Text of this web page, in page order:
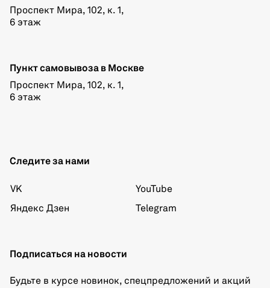
Проспект Мира, 102, к. 1,
6 этаж
Пункт самовывоза в Москве
Проспект Мира, 102, к. 1,
6 этаж
Следите за нами
VK
Яндекс Дзен
YouTube
Telegram
Подписаться на новости
Будьте в курсе новинок, спецпредложений и акций